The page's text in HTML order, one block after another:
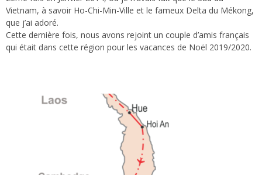
Vietnam, à savoir Ho-Chi-Min-Ville et le fameux Delta du Mékong,
que j’ai adoré.
Cette dernière fois, nous avons rejoint un couple d’amis français
qui était dans cette région pour les vacances de Noël 2019/2020.